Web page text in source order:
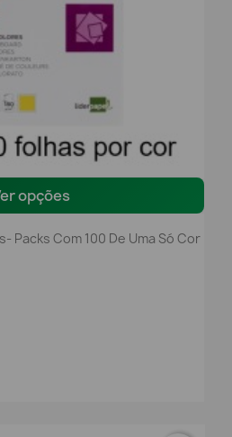
opções
Packs Com 100 De Uma Só Cor